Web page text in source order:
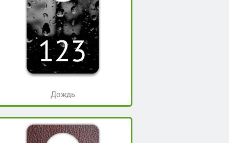
Дождь